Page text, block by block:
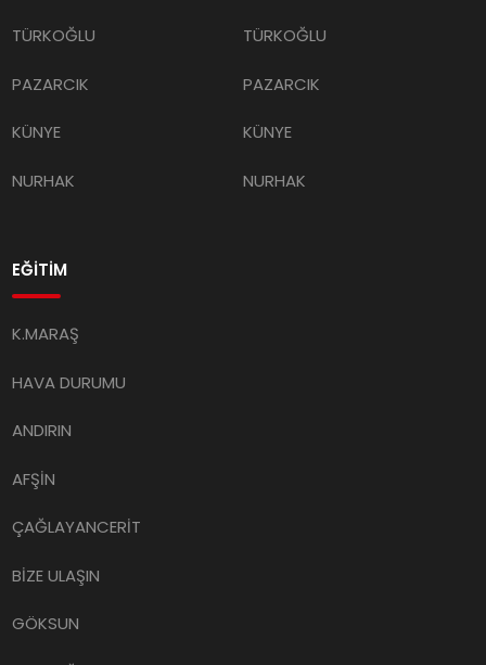
TÜRKOĞLU
PAZARCIK
KÜNYE
NURHAK
TÜRKOĞLU
PAZARCIK
KÜNYE
NURHAK
EĞİTİM
K.MARAŞ
HAVA DURUMU
ANDIRIN
AFŞİN
ÇAĞLAYANCERİT
BİZE ULAŞIN
GÖKSUN